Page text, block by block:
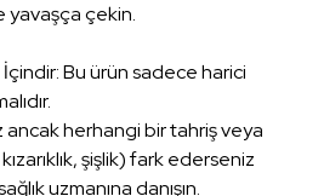
yavaşça çekin.
Bu ürün sadece harici
herhangi bir tahriş veya
şişlik) fark ederseniz
uzmanına danışın.